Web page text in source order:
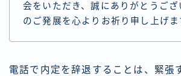
会をいただき、誠にありがとうござ
のご発展を心よりお祈り申し上げま
電話で内定を辞退することは、緊張